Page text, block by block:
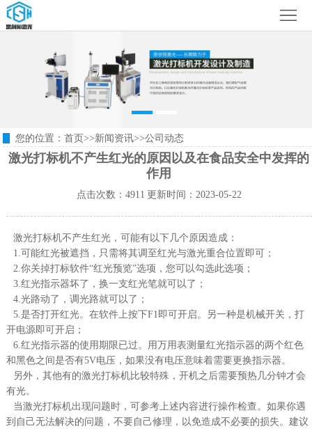
首
介
展
例
视
们
您的位置：首页>>新闻资讯>>公司动态
激光打标机不产生红光的原因以及在食品安全中发挥的
作用
点击次数：4911 更新时间：2023-05-22
激光打标机不产生红光，可能有以下几个原因造成：
1.可能红光被遮挡，只需将其调至红光与激光重合位置即可；
2.你关掉打标软件“红光预览”选项，您可以勾选此选项；
3.红光指示器坏了，换一支红光笔就可以了；
4.光路动了，调光路就可以了；
5.是否打开红光。在软件上按下F1即可开启。另一种是机械开关，打
开电源即可开启；
6.红光指示器的使用期限已过。用万用表测量红光指示器的两个红色
和黑色之间是否有5V电压，如果没有电压意味着需要更换指示器。
另外，其他有的激光打标机比较特殊，开机之后需要预热几分钟才会
有光。
当激光打标机出现问题时，可参考上述内容进行操作检查。如果你遇
到自己无法解决的问题，不要自己修理，以免造成不必要的损失。建议